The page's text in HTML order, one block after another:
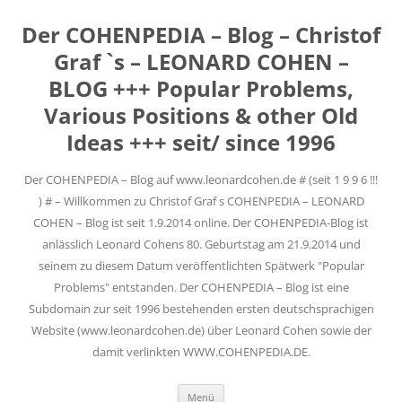
Der COHENPEDIA – Blog – Christof
Graf `s – LEONARD COHEN –
BLOG +++ Popular Problems,
Various Positions & other Old
Ideas +++ seit/ since 1996
Der COHENPEDIA – Blog auf www.leonardcohen.de # (seit 1 9 9 6 !!!
) # – Willkommen zu Christof Graf s COHENPEDIA – LEONARD
COHEN – Blog ist seit 1.9.2014 online. Der COHENPEDIA-Blog ist
anlässlich Leonard Cohens 80. Geburtstag am 21.9.2014 und
seinem zu diesem Datum veröffentlichten Spätwerk "Popular
Problems" entstanden. Der COHENPEDIA – Blog ist eine
Subdomain zur seit 1996 bestehenden ersten deutschsprachigen
Website (www.leonardcohen.de) über Leonard Cohen sowie der
damit verlinkten WWW.COHENPEDIA.DE.
Menü